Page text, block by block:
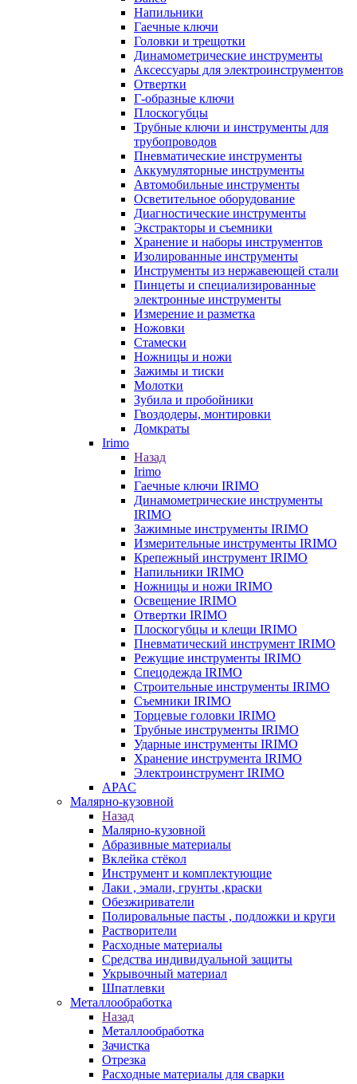
Напильники
Гаечные ключи
Головки и трещотки
Динамометрические инструменты
Аксессуары для электроинструментов
Отвертки
Г-образные ключи
Плоскогубцы
Трубные ключи и инструменты для
трубопроводов
Пневматические инструменты
Аккумуляторные инструменты
Автомобильные инструменты
Осветительное оборудование
Диагностические инструменты
Экстракторы и съемники
Хранение и наборы инструментов
Изолированные инструменты
Инструменты из нержавеющей стали
Пинцеты и специализированные
электронные инструменты
Измерение и разметка
Ножовки
Стамески
Ножницы и ножи
Зажимы и тиски
Молотки
Зубила и пробойники
Гвоздодеры, монтировки
Домкраты
Irimo
Назад
Irimo
Гаечные ключи IRIMO
Динамометрические инструменты
IRIMO
Зажимные инструменты IRIMO
Измерительные инструменты IRIMO
Крепежный инструмент IRIMO
Напильники IRIMO
Ножницы и ножи IRIMO
Освещение IRIMO
Отвертки IRIMO
Плоскогубцы и клещи IRIMO
Пневматический инструмент IRIMO
Режущие инструменты IRIMO
Спецодежда IRIMO
Строительные инструменты IRIMO
Съемники IRIMO
Торцевые головки IRIMO
Трубные инструменты IRIMO
Ударные инструменты IRIMO
Хранение инструмента IRIMO
Электроинструмент IRIMO
APAC
Малярно-кузовной
Назад
Малярно-кузовной
Абразивные материалы
Вклейка стёкол
Инструмент и комплектующие
Лаки , эмали, грунты ,краски
Обезжириватели
Полировальные пасты , подложки и круги
Растворители
Расходные материалы
Средства индивидуальной защиты
Укрывочный материал
Шпатлевки
Металлообработка
Назад
Металлообработка
Зачистка
Отрезка
Расходные материалы для сварки